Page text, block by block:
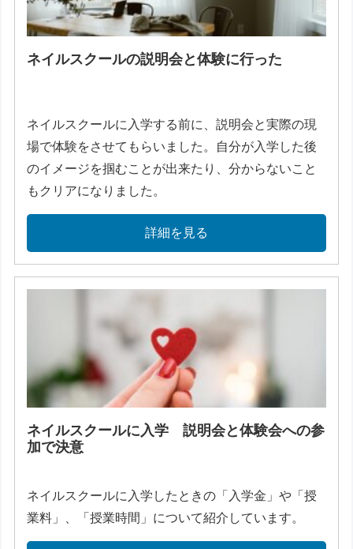
ネイルスクールの説明会と体験に行った
ネイルスクールに入学する前に、説明会と実際の現
場で体験をさせてもらいました。自分が入学した後
のイメージを掴むことが出来たり、分からないこと
もクリアになりました。
詳細を見る
ネイルスクールに入学 説明会と体験会への参
加で決意
ネイルスクールに入学したときの「入学金」や「授
業料」、「授業時間」について紹介しています。